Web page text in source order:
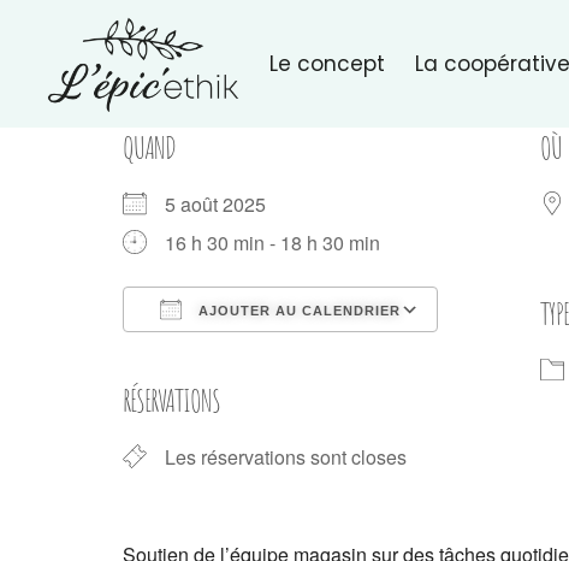
Le concept La coopérative
QUAND
5 août 2025
16 h 30 min - 18 h 30 min
AJOUTER AU CALENDRIER
RÉSERVATIONS
Les réservations sont closes
OÙ
Soutien de l’équipe magasin sur des tâches